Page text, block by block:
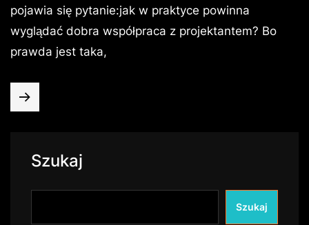
pojawia się pytanie:jak w praktyce powinna
wyglądać dobra współpraca z projektantem? Bo
prawda jest taka,
Szukaj
Szukaj